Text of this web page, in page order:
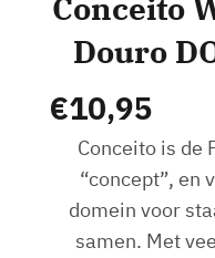
Conceito
Douro
€10,95
Conceito is de
“concept”, en
domein voor
samen. Met